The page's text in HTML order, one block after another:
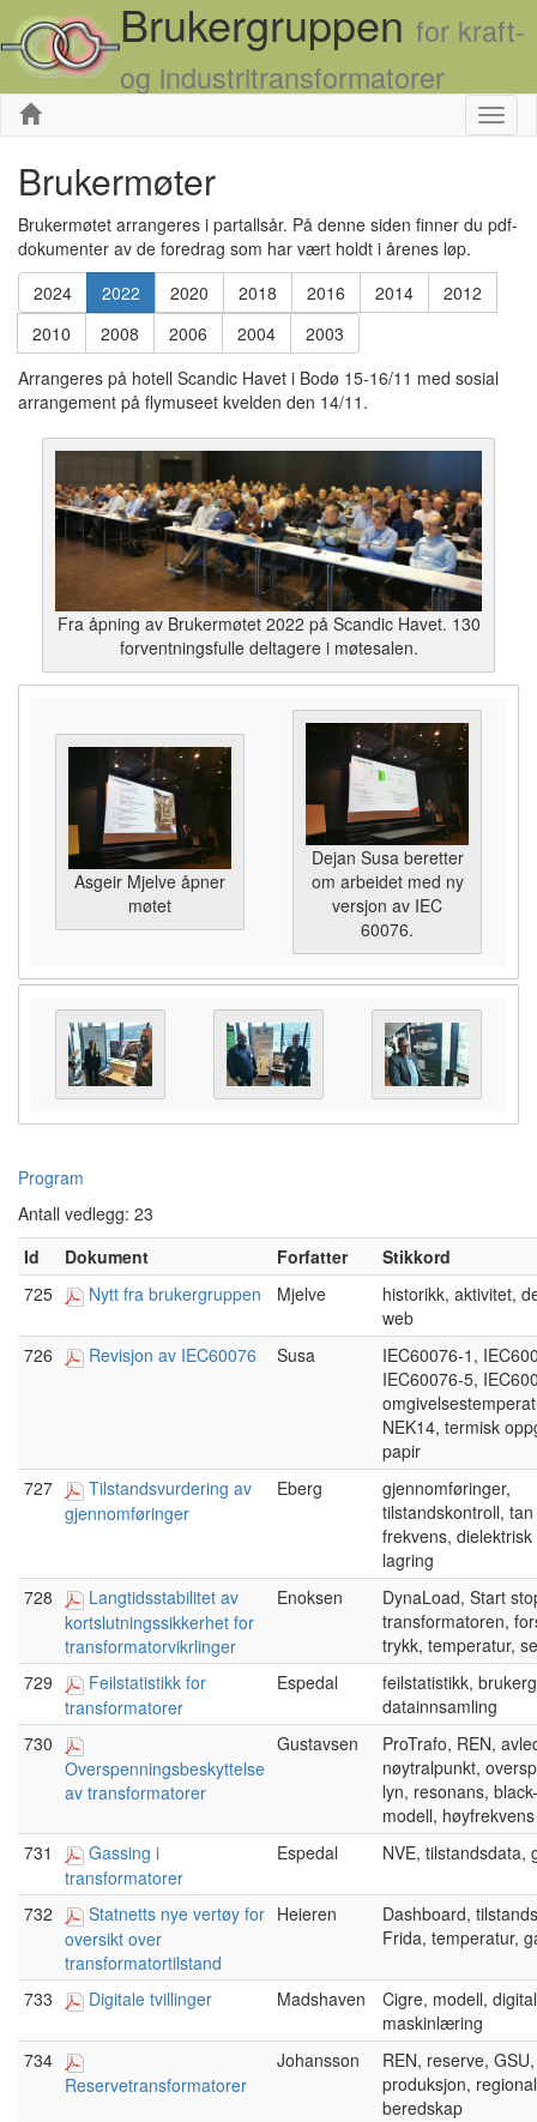
Brukergruppen for kraft-
og industritransformatorer
Skjul
Brukermøter
Brukermøtet arrangeres i partallsår. På denne siden finner du pdf-
dokumenter av de foredrag som har vært holdt i årenes løp.
2024
2022 2020 2018 2016 2014
2012
2010
2008 2006 2004
2003
Arrangeres på hotell Scandic Havet i Bodø 15-16/11 med sosial
arrangement på flymuseet kvelden den 14/11.
Fra åpning av Brukermøtet 2022 på Scandic Havet. 130
forventningsfulle deltagere i møtesalen.
Asgeir Mjelve åpner
møtet
Dejan Susa beretter
om arbeidet med ny
versjon av IEC
60076.
Program
Antall vedlegg: 23
Id
Dokument Forfatter
Stikkord
725
Nytt fra brukergruppen Mjelve
historikk, aktivitet,
web
726
Revisjon av IEC60076 Susa
IEC60076-1,
IEC60076-5,
NEK14, termisk
papir
727
Tilstandsvurdering av
gjennomføringer
Eberg
gjennomføringer,
tilstandskontroll,
frekvens,
lagring
728
Langtidsstabilitet av
kortslutningssikkerhet for
transformatorvikrlinger
Enoksen
DynaLoad, Start
transformatoren,
trykk, temperatur,
729
Feilstatistikk for
transformatorer
Espedal
feilstatistikk,
datainnsamling
730
Overspenningsbeskyttelse
av transformatorer
Gustavsen
ProTrafo, REN,
nøytralpunkt,
lyn, resonans,
modell, høyfrekvens
731
Gassing i
transformatorer
Espedal NVE, tilstandsdata,
732
Statnetts nye vertøy for
oversikt over
transformatortilstand
Heieren
Dashboard,
Frida, temperatur,
733 Digitale tvillinger Madshaven
Cigre, modell,
maskinlæring
734
Reservetransformatorer
Johansson
REN, reserve, GSU,
produksjon,
beredskap